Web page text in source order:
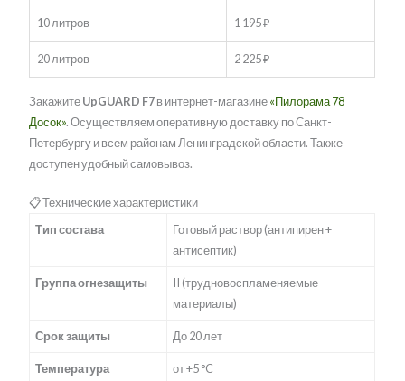
10 литров 1 195 ₽
20 литров 2 225 ₽
ЗакажитеUpGUARD F7в интернет-магазине«Пилорама 78
Досок». Осуществляем оперативную доставку по Санкт-
Петербургу и всем районам Ленинградской области. Также
доступен удобный самовывоз.
📋 Технические характеристики
Тип состава
Готовый раствор (антипирен +
антисептик)
Группа огнезащиты
II (трудновоспламеняемые
материалы)
Срок защиты До 20 лет
Температура
от +5 °C